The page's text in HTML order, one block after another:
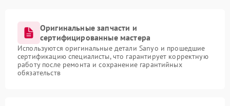
Оригинальные запчасти и
сертифицированные мастера
Используются оригинальные детали Sanyo и прошедшие
сертификацию специалисты, что гарантирует корректную
работу после ремонта и сохранение гарантийных
обязательств